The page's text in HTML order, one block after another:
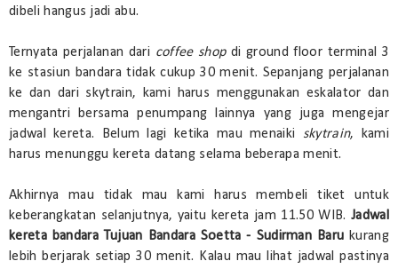
dibeli hangus jadi abu.
Ternyata perjalanan dari coffee shop di ground floor terminal 3
ke stasiun bandara tidak cukup 30 menit. Sepanjang perjalanan
ke dan dari skytrain, kami harus menggunakan eskalator dan
mengantri bersama penumpang lainnya yang juga mengejar
jadwal kereta. Belum lagi ketika mau menaiki skytrain, kami
harus menunggu kereta datang selama beberapa menit.
Akhirnya mau tidak mau kami harus membeli tiket untuk
keberangkatan selanjutnya, yaitu kereta jam 11.50 WIB.Jadwal
kereta bandara Tujuan Bandara Soetta - Sudirman Baru kurang
lebih berjarak setiap 30 menit. Kalau mau lihat jadwal pastinya